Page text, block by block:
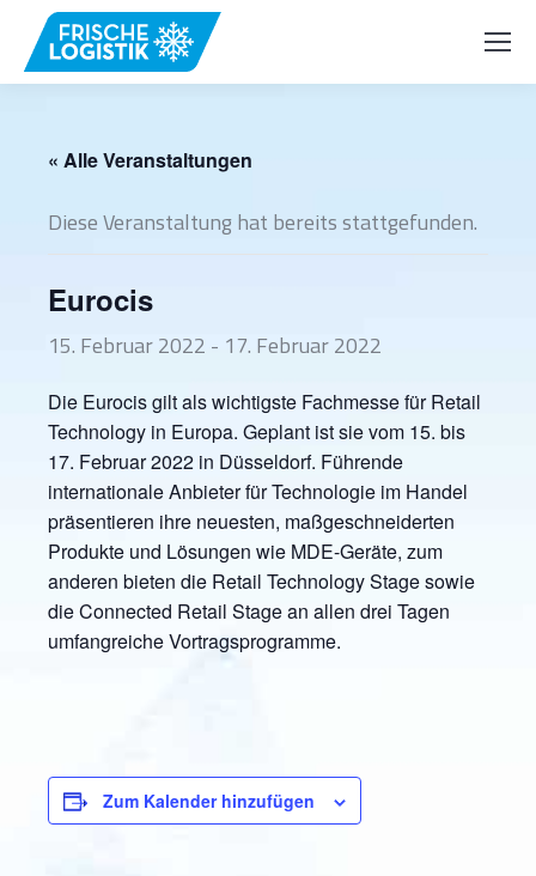
« Alle Veranstaltungen
Diese Veranstaltung hat bereits stattgefunden.
Eurocis
15. Februar 2022 - 17. Februar 2022
Die Eurocis gilt als wichtigste Fachmesse für Retail
Technology in Europa. Geplant ist sie vom 15. bis
17. Februar 2022 in Düsseldorf. Führende
internationale Anbieter für Technologie im Handel
präsentieren ihre neuesten, maßgeschneiderten
Produkte und Lösungen wie MDE-Geräte, zum
anderen bieten die Retail Technology Stage sowie
die Connected Retail Stage an allen drei Tagen
umfangreiche Vortragsprogramme.
Zum Kalender hinzufügen